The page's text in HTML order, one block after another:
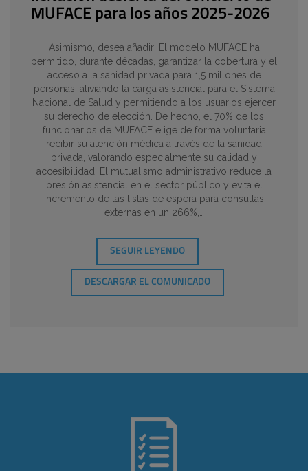
MUFACE para los años 2025-2026
Asimismo, desea añadir: El modelo MUFACE ha
permitido, durante décadas, garantizar la cobertura y el
acceso a la sanidad privada para 1,5 millones de
personas, aliviando la carga asistencial para el Sistema
Nacional de Salud y permitiendo a los usuarios ejercer
su derecho de elección. De hecho, el 70% de los
funcionarios de MUFACE elige de forma voluntaria
recibir su atención médica a través de la sanidad
privada, valorando especialmente su calidad y
accesibilidad. El mutualismo administrativo reduce la
presión asistencial en el sector público y evita el
incremento de las listas de espera para consultas
externas en un 266%,…
SEGUIR LEYENDO
DESCARGAR EL COMUNICADO